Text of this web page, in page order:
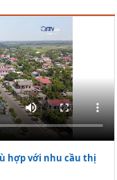
hợp với nhu cầu thị